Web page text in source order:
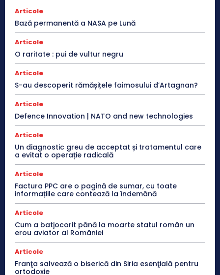
Articole
Bază permanentă a NASA pe Lună
Articole
O raritate : pui de vultur negru
Articole
S-au descoperit rămășițele faimosului d’Artagnan?
Articole
Defence Innovation | NATO and new technologies
Articole
Un diagnostic greu de acceptat și tratamentul care
a evitat o operație radicală
Articole
Factura PPC are o pagină de sumar, cu toate
informațiile care contează la îndemână
Articole
Cum a batjocorit până la moarte statul român un
erou aviator al României
Articole
Franţa salvează o biserică din Siria esenţială pentru
ortodoxie